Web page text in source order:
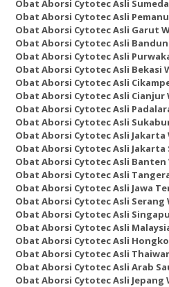
Obat Aborsi Cytotec Asli
Obat Aborsi Cytotec Asli
Obat Aborsi Cytotec Asli Garut
Obat Aborsi Cytotec Asli
Obat Aborsi Cytotec Asli
Obat Aborsi Cytotec Asli Bekasi
Obat Aborsi Cytotec Asli
Obat Aborsi Cytotec Asli Cianjur
Obat Aborsi Cytotec Asli
Obat Aborsi Cytotec Asli
Obat Aborsi Cytotec Asli Jakarta
Obat Aborsi Cytotec Asli Jakarta
Obat Aborsi Cytotec Asli Banten
Obat Aborsi Cytotec Asli
Obat Aborsi Cytotec Asli Jawa
Obat Aborsi Cytotec Asli Serang
Obat Aborsi Cytotec Asli
Obat Aborsi Cytotec Asli Malaysia
Obat Aborsi Cytotec Asli
Obat Aborsi Cytotec Asli Thaiwan
Obat Aborsi Cytotec Asli Arab
Obat Aborsi Cytotec Asli Jepang